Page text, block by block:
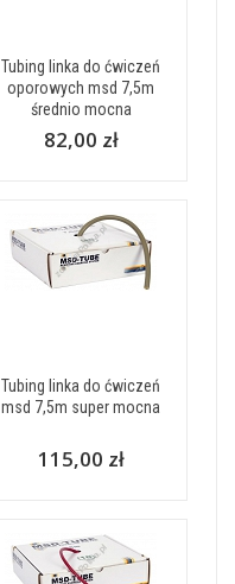
Tubing linka do ćwiczeń
oporowych msd 7,5m
średnio mocna
82,00 zł
Tubing linka do ćwiczeń
msd 7,5m super mocna
115,00 zł